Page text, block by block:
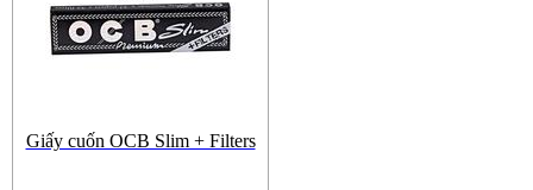
Giấy cuốn OCB Slim + Filters